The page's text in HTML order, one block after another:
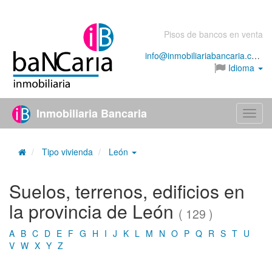
Pisos de bancos en venta
info@inmobiliariabancaria.com
Idioma
Menú
Inmobiliaria Bancaria
Tipo vivienda León
Suelos, terrenos, edificios en
la provincia de León ( 129 )
A B C D E F G H I J K L M N O P Q R S T U
V W X Y Z